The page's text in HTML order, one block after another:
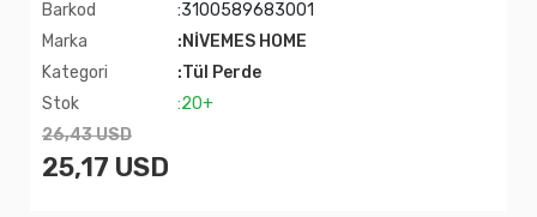
Barkod
:3100589683001
Marka
:NİVEMES HOME
Kategori
:Tül Perde
Stok
:20+
26,43 USD
25,17 USD